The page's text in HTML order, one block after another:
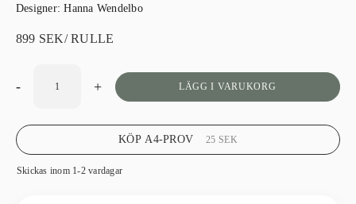
Designer:Hanna Wendelbo
899 SEK/ RULLE
- + LÄGG I VARUKORG
Skickas inom 1-2 vardagar
KÖP A4-PROV 25 SEK